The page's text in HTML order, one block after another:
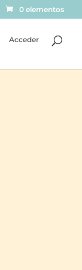
0 elementos
Acceder